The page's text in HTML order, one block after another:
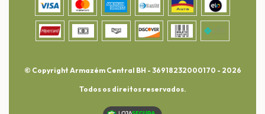
© Copyright Armazém Central BH - 36918232000170 - 2026
Todos os direitos reservados.